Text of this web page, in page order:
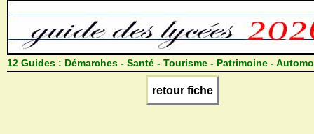
12 Guides : Démarches - Santé - Tourisme - Patrimoine -
retour fiche